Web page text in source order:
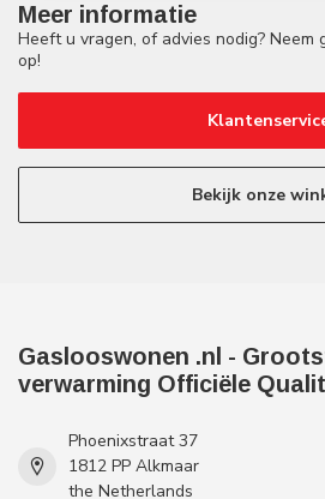
Meer informatie
Heeft u vragen, of advies nodig? Neem
op!
Bekijk onze
Gaslooswonen .nl -
verwarming Officiële
Phoenixstraat 37
1812 PP Alkmaar
the Netherlands